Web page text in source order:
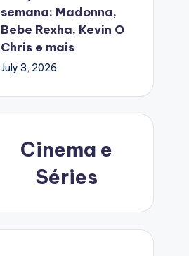
semana: Madonna,
Bebe Rexha, Kevin O
Chris e mais
July 3, 2026
Cinema e
Séries